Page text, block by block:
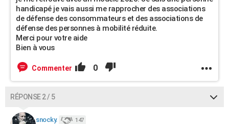
handicapé je vais aussi me rapprocher des associations
de défense des consommateurs et des associations de
défense des personnes à mobilité réduite.
Merci pour votre aide
Bien à vous
Commenter 0
RÉPONSE 2 / 5
snocky. 147